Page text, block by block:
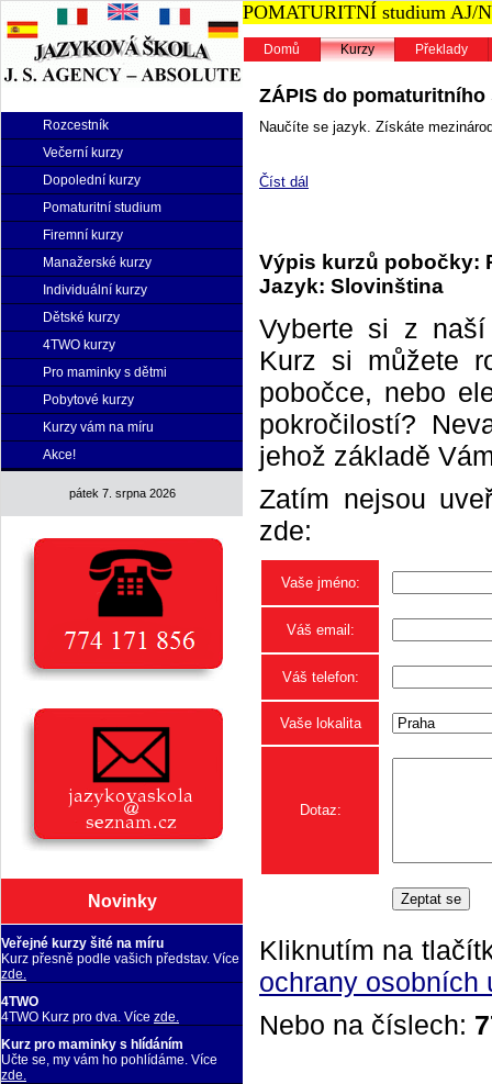
Rozcestník
Večerní kurzy
Dopolední kurzy
Pomaturitní studium
Firemní kurzy
Manažerské kurzy
Individuální kurzy
Dětské kurzy
4TWO kurzy
Pro maminky s dětmi
Pobytové kurzy
Kurzy vám na míru
Akce!
pátek 7. srpna 2026
Novinky
Veřejné kurzy šité na míru
Kurz přesně podle vašich představ. Více
zde.
4TWO
4TWO Kurz pro dva. Více zde.
Kurz pro maminky s hlídáním
Učte se, my vám ho pohlídáme. Více
zde.
POMATURITNÍ studium AJ/
Domů Kurzy Překlady
ZÁPIS do pomaturitního
Naučíte se jazyk. Získáte
Číst dál
Výpis kurzů pobočky:
Jazyk: Slovinština
Vyberte si z
Kurz si můžete
pobočce, nebo
pokročilostí?
jehož základě
Zatím nejsou
zde:
Vaše jméno:
Váš email:
Váš telefon:
Vaše lokalita
Dotaz:
Kliknutím na
ochrany osobních
Nebo na číslech: